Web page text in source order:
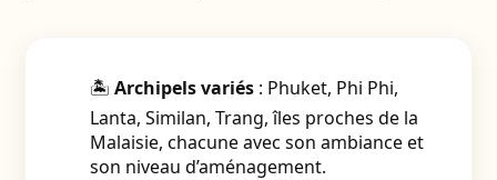
🏝️ Archipels variés: Phuket, Phi Phi,
Lanta, Similan, Trang, îles proches de la
Malaisie, chacune avec son ambiance et
son niveau d’aménagement.